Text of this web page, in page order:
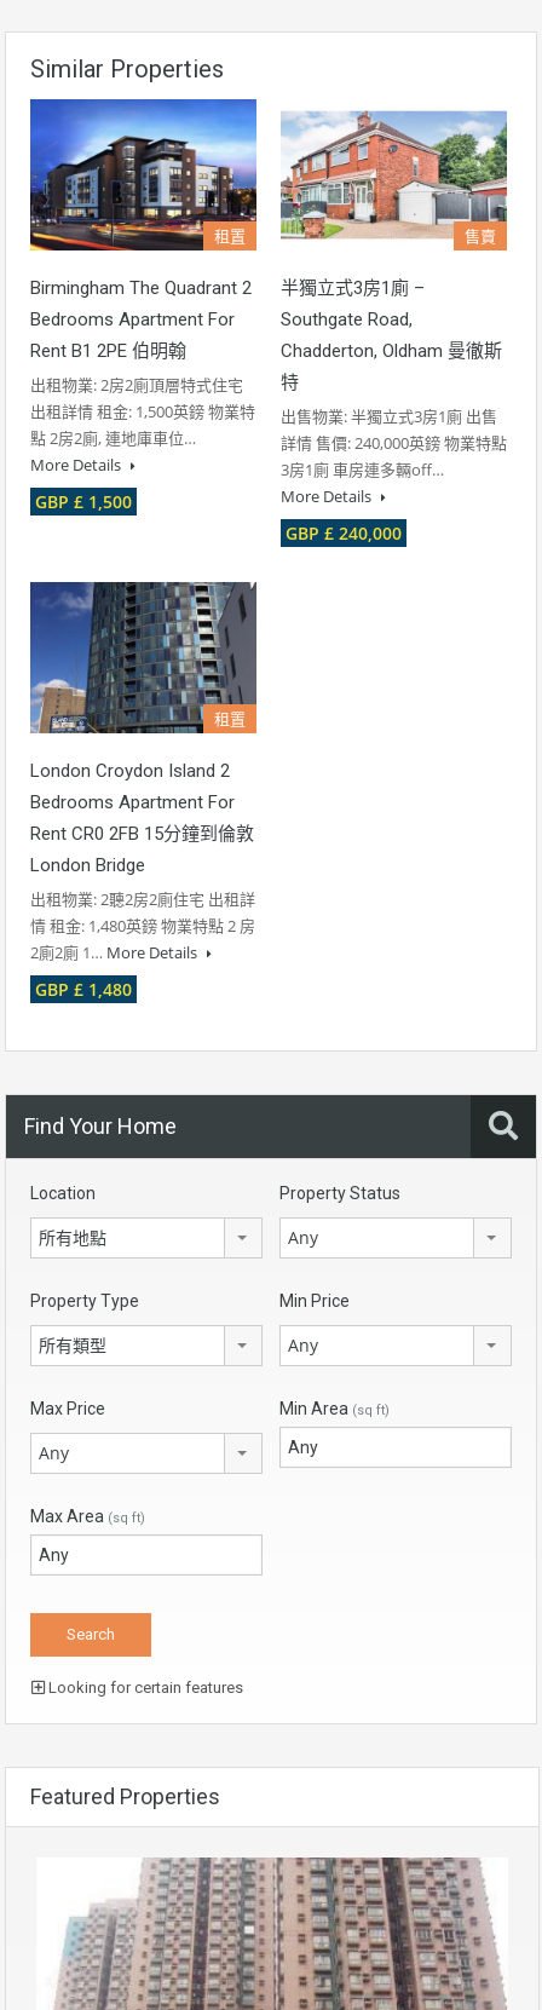
Similar Properties
租置
Birmingham The Quadrant 2
Bedrooms Apartment For
Rent B1 2PE 伯明翰
出租物業: 2房2廁頂層特式住宅
出租詳情 租金: 1,500英鎊 物業特
點 2房2廁, 連地庫車位…
More Details
GBP £ 1,500
售賣
半獨立式3房1廁 –
Southgate Road,
Chadderton, Oldham 曼徹斯
特
出售物業: 半獨立式3房1廁 出售
詳情 售價: 240,000英鎊 物業特點
3房1廁 車房連多輛off…
More Details
GBP £ 240,000
租置
London Croydon Island 2
Bedrooms Apartment For
Rent CR0 2FB 15分鐘到倫敦
London Bridge
出租物業: 2聽2房2廁住宅 出租詳
情 租金: 1,480英鎊 物業特點 2 房
2廁2廁 1… More Details
GBP £ 1,480
Find Your Home
Location
所有地點
Property Status
Any
Property Type
所有類型
Min Price
Any
Max Price
Any
Min Area (sq ft)
Max Area (sq ft)
Looking for certain features
Featured Properties